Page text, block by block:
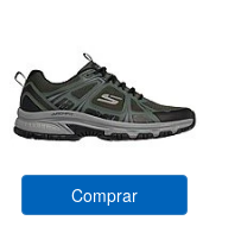
Comprar